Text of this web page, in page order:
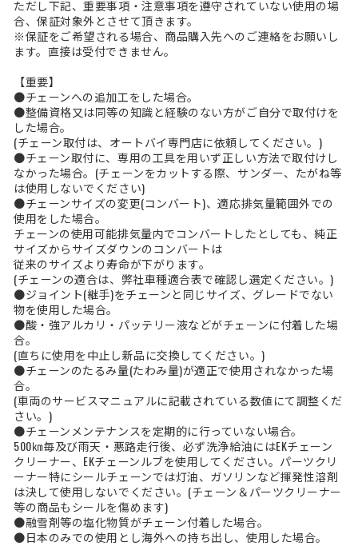
ただし下記、重要事項・注意事項を遵守されていない使用の場
合、保証対象外とさせて頂きます。
※保証をご希望される場合、商品購入先へのご連絡をお願いし
ます。直接は受付できません。
【重要】
●チェーンへの追加工をした場合。
●整備資格又は同等の知識と経験のない方がご自分で取付けを
した場合。
(チェーン取付は、オートバイ専門店に依頼してください。)
●チェーン取付に、専用の工具を用いず正しい方法で取付けし
なかった場合。(チェーンをカットする際、サンダー、たがね等
は使用しないでください)
●チェーンサイズの変更(コンバート)、適応排気量範囲外での
使用をした場合。
チェーンの使用可能排気量内でコンバートしたとしても、純正
サイズからサイズダウンのコンバートは
従来のサイズより寿命が下がります。
(チェーンの適合は、弊社車種適合表で確認し選定ください。)
●ジョイント(継手)をチェーンと同じサイズ、グレードでない
物を使用した場合。
●酸・強アルカリ・パッテリー液などがチェーンに付着した場
合。
(直ちに使用を中止し新品に交換してください。)
●チェーンのたるみ量(たわみ量)が適正で使用されなかった場
合。
(車両のサービスマニュアルに記載されている数値にて調整くだ
さい。)
●チェーンメンテナンスを定期的に行っていない場合。
500㎞毎及び雨天・悪路走行後、必ず洗浄給油にはEKチェーン
クリーナー、EKチェーンルブを使用してください。パーツクリ
ーナー特にシールチェーンでは灯油、ガソリンなど揮発性溶剤
は決して使用しないでください。(チェーン＆パーツクリーナー
等の商品もシールを傷めます)
●融雪剤等の塩化物質がチェーン付着した場合。
●日本のみでの使用とし海外への持ち出し、使用した場合。